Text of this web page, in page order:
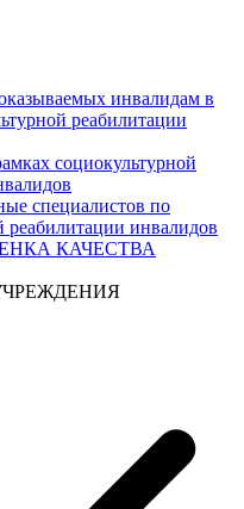
инвалидам в
реабилитации
социокультурной
специалистов по
реабилитации инвалидов
КАЧЕСТВА